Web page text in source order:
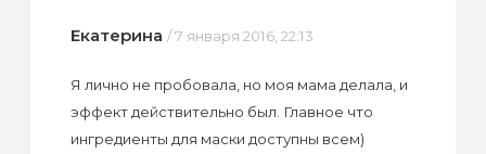
Екатерина / 7 января 2016, 22:13
Я лично не пробовала, но моя мама делала, и
эффект действительно был. Главное что
ингредиенты для маски доступны всем)